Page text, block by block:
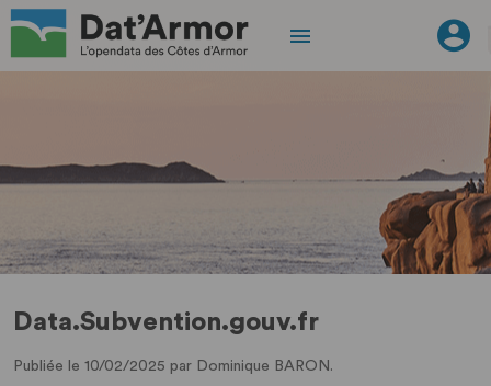
Data.Subvention.gouv.fr
Publiée le 10/02/2025 par Dominique BARON.